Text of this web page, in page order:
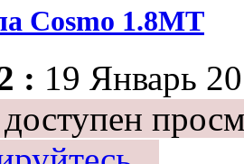
Cosmo 1.8МТ
: 19 Январь